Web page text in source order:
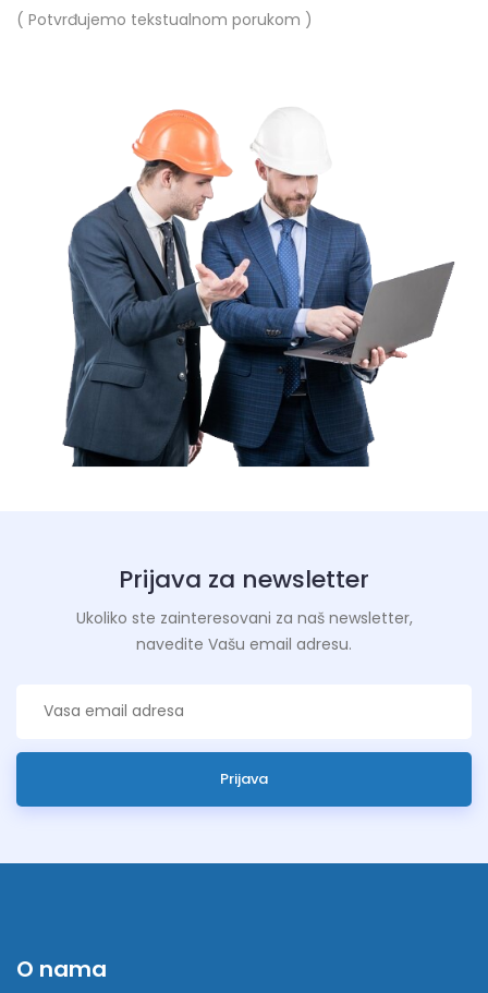
( Potvrđujemo tekstualnom porukom )
Prijava za newsletter
Ukoliko ste zainteresovani za naš newsletter,
navedite Vašu email adresu.
Prijava
O nama